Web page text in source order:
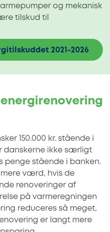
og mekanisk
tilskud til
2021-2026
150.000 kr. stående i
danskerne ikke særligt
penge stående i banken.
værd, hvis de
renoveringer af
på varmeregningen
reduceres så meget,
er langt mere